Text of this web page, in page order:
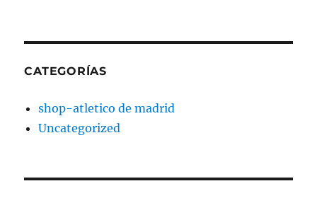
CATEGORÍAS
shop-atletico de madrid
Uncategorized